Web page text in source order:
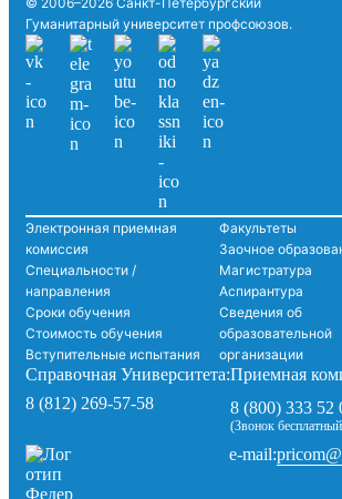
Гуманитарный университет профсоюзов.
Электронная приемная
комиссия
Специальности /
направления
Сроки обучения
Стоимость обучения
Вступительные испытания
Факультеты
Заочное
Магистратура
Аспирантура
Сведения об
образовательной
организации
Справочная Университета:
8 (812) 269-57-58
Приемная
8 (800) 333 52
(Звонок
e-mail: